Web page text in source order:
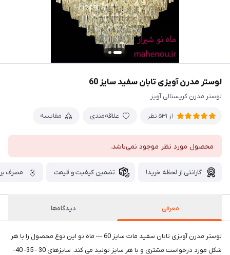
لوستر مدرن آویزی تابان سفید سایز 60
لوستر مدرن کریستالی آویز
از 531 نظر علاقه‌مندی مقایسه
محصول مورد نظر موجود نمی‌باشد.
گارانتی از لحظه خرید! تضمین کیفیت و قیمت مصرف
معرفی دیدگاه‌ها
لوستر مدرن آویزی تابان سفید مات سایز 60 --- ماه نو این نوع محصول را با هر
شکل مورد درخواست مشتری و با هر سایز تولید می کند. سایزهای 30 - 35- 40-